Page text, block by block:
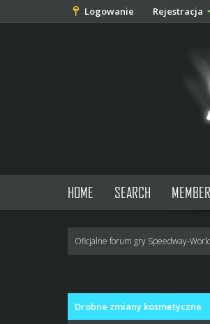
Logowanie Rejestracja
HOME SEARCH
Oficjalne forum gry Speedway-
Drobne zmiany kosmetyczne